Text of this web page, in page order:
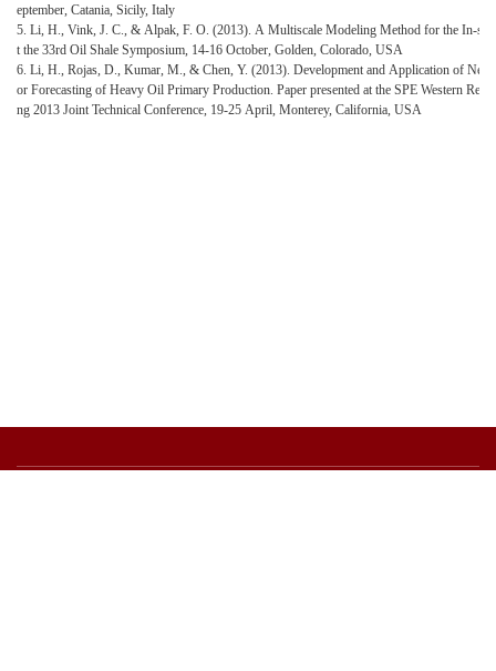
eptember, Catania, Sicily, Italy
5. Li, H., Vink, J. C., & Alpak, F. O. (2013). A Multiscale Modeling Method for the In-situ
t the 33rd Oil Shale Symposium, 14-16 October, Golden, Colorado, USA
6. Li, H., Rojas, D., Kumar, M., & Chen, Y. (2013). Development and Application of
or Forecasting of Heavy Oil Primary Production. Paper presented at the SPE Western
ng 2013 Joint Technical Conference, 19-25 April, Monterey, California, USA